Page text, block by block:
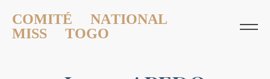
COMITÉ NATIONAL
MISS TOGO